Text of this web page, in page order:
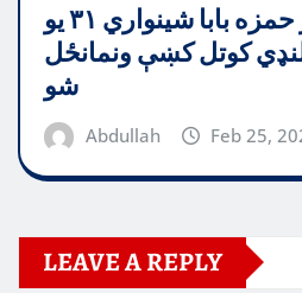
بابای غزل امیر حمزه بابا شینواري ۳۱ یو
کوتل کښې ونمانځل
شو
Abdullah Feb 25,
LEAVE A REPLY